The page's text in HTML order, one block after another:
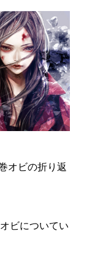
オビの折り返
ビについてい